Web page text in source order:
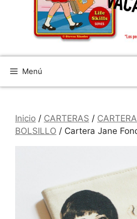
Menú
Inicio / CARTERAS /
BOLSILLO / Cartera Jane